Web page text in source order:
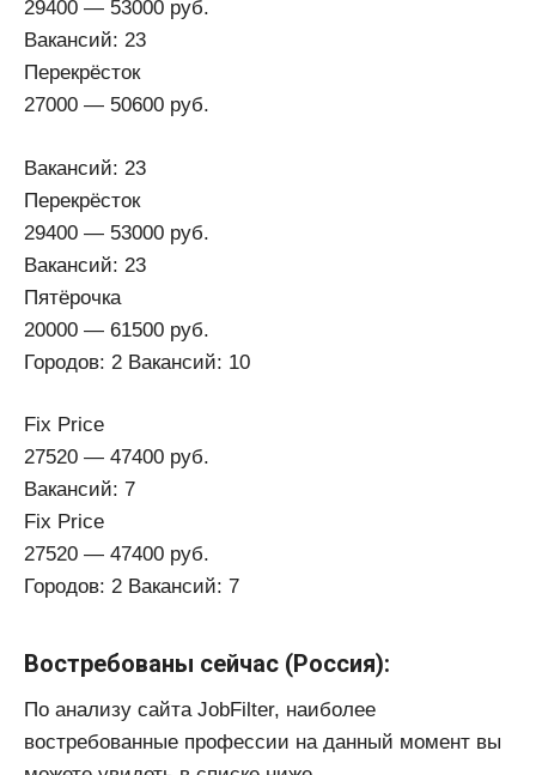
29400 — 53000 руб.
Вакансий: 23
Перекрёсток
27000 — 50600 руб.
Вакансий: 23
Перекрёсток
29400 — 53000 руб.
Вакансий: 23
Пятёрочка
20000 — 61500 руб.
Городов: 2 Вакансий: 10
Fix Price
27520 — 47400 руб.
Вакансий: 7
Fix Price
27520 — 47400 руб.
Городов: 2 Вакансий: 7
Востребованы сейчас (Россия):
По анализу сайта JobFilter, наиболее
востребованные профессии на данный момент вы